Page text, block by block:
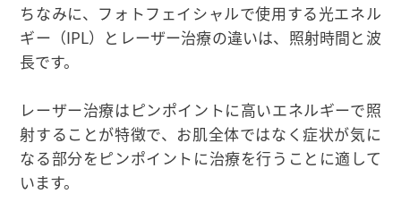
ちなみに、フォトフェイシャルで使用する光エネル
ギー（IPL）とレーザー治療の違いは、照射時間と波
長です。
レーザー治療はピンポイントに高いエネルギーで照
射することが特徴で、お肌全体ではなく症状が気に
なる部分をピンポイントに治療を行うことに適して
います。